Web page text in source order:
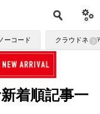
ーコード クラウドネイ
着順記事一